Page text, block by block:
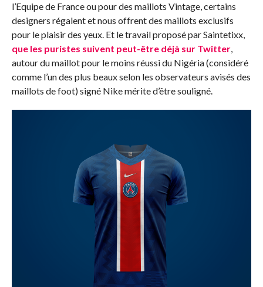
l’Equipe de France ou pour des maillots Vintage, certains
designers régalent et nous offrent des maillots exclusifs
pour le plaisir des yeux. Et le travail proposé par Saintetixx,
que les puristes suivent peut-être déjà sur Twitter,
autour du maillot pour le moins réussi du Nigéria (considéré
comme l’un des plus beaux selon les observateurs avisés des
maillots de foot) signé Nike mérite d’être souligné.